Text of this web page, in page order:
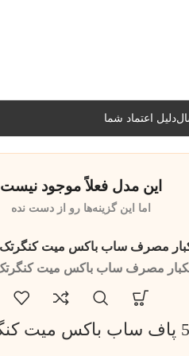
دلیل اعتماد شما
این مدل فعلاً موجود نیست
اما این گزینه‌ها رو از دست نده